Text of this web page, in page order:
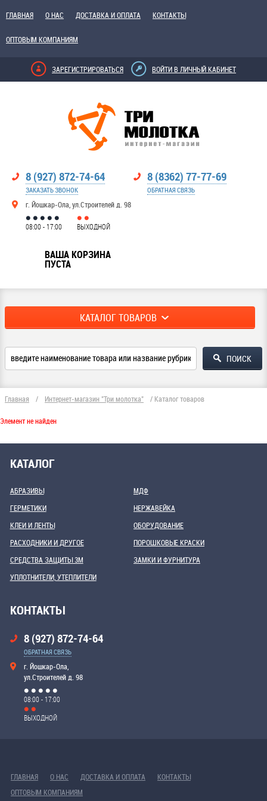
ГЛАВНАЯ О НАС ДОСТАВКА И ОПЛАТА КОНТАКТЫ
ОПТОВЫМ КОМПАНИЯМ
ЗАРЕГИСТРИРОВАТЬСЯ ВОЙТИ В ЛИЧНЫЙ КАБИНЕТ
8 (927) 872-74-64
ЗАКАЗАТЬ ЗВОНОК
г. Йошкар-Ола, ул.Строителей д. 98
8 (8362) 77-77-69
ОБРАТНАЯ СВЯЗЬ
08:00 - 17:00 ВЫХОДНОЙ
ВАША КОРЗИНА
ПУСТА
КАТАЛОГ ТОВАРОВ
Главная / Интернет-магазин "Три молотка" / Каталог товаров
Элемент не найден
КАТАЛОГ
АБРАЗИВЫ
ГЕРМЕТИКИ
КЛЕИ И ЛЕНТЫ
МДФ
НЕРЖАВЕЙКА
ОБОРУДОВАНИЕ
РАСХОДНИКИ И ДРУГОЕ
СРЕДСТВА ЗАЩИТЫ 3М
УПЛОТНИТЕЛИ, УТЕПЛИТЕЛИ
ПОРОШКОВЫЕ КРАСКИ
ЗАМКИ И ФУРНИТУРА
КОНТАКТЫ
8 (927) 872-74-64
ОБРАТНАЯ СВЯЗЬ
г. Йошкар-Ола,
ул.Строителей д. 98
08:00 - 17:00
ВЫХОДНОЙ
ГЛАВНАЯ О НАС ДОСТАВКА И ОПЛАТА
КОНТАКТЫ
ОПТОВЫМ КОМПАНИЯМ